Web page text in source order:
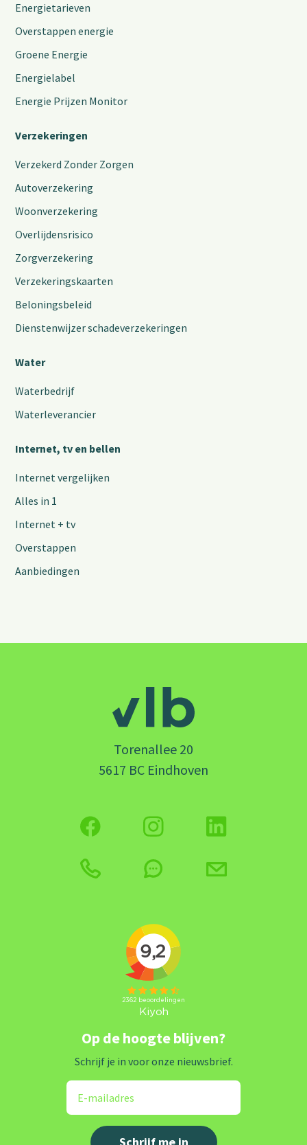
Energietarieven
Overstappen energie
Groene Energie
Energielabel
Energie Prijzen Monitor
Verzekeringen
Verzekerd Zonder Zorgen
Autoverzekering
Woonverzekering
Overlijdensrisico
Zorgverzekering
Verzekeringskaarten
Beloningsbeleid
Dienstenwijzer schadeverzekeringen
Water
Waterbedrijf
Waterleverancier
Internet, tv en bellen
Internet vergelijken
Alles in 1
Internet + tv
Overstappen
Aanbiedingen
Torenallee 20
5617 BC Eindhoven
Op de hoogte blijven?
Schrijf je in voor onze nieuwsbrief.